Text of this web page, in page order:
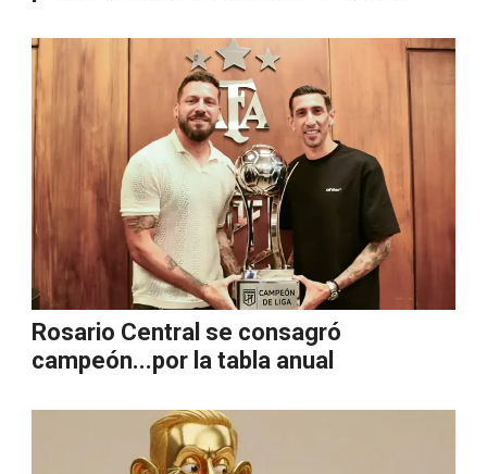
Rosario Central se consagró
campeón...por la tabla anual